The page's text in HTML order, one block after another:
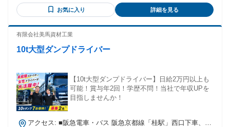
月 1ヶ月無事故無違反の場合） ・早朝手当 ・時間外手当 ・夜
勤手当 ・役職手当 ・高収入
者 ・送迎バス経験者 ・セールスドライバー経験者 ・トラッ
ク運転手経験者 ・早朝ドライバー経験者 ・夜勤ドライバー、
者 コツコツ取り組む仕事が好きな方、車の運転や 物流の仕事
学歴不問（高卒、中卒、中退OK）第二新卒・既卒の方や、 ブ
躍しています。 新着求人、アルバイトパート、正社員 ハロー
ワークでお仕事をお探しの方にもおすすめ！
お気に入り 詳細を見る
有限会社美馬資材工業
10t大型ダンプドライバー
【10t大型ダンプドライバー】日給2万円以上も
可能！賞与年2回！学歴不問！当社で年収UPを
目指しませんか！
アクセス: ■阪急電車・バス 阪急京都線「桂駅」西口下車、京